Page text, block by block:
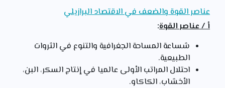
عناصر القوة والضعف في الاقتصاد البرازيلي
أ / عناصر القوة:
شساعة المساحة الجغرافية والتنوع في الثروات
الطبيعية.
احتلال المراتب الأولى عالميا في إنتاج السكر، البن،
الأخشاب، الكاكاو.